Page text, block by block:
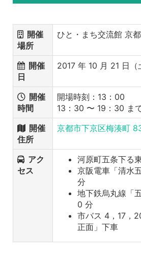
開催
場所
ひと・まち交流館 京都
開催
日
2017 年 10 月 21 日（
開催
時間
開場時刻：13：00
13：30 〜 19：30 ま
開催
住所
京都市下京区梅湊町
アク
セス
河原町五条下る
京阪電車「清水
分
地下鉄烏丸線「
0 分
市バス 4，17，
正面」下車